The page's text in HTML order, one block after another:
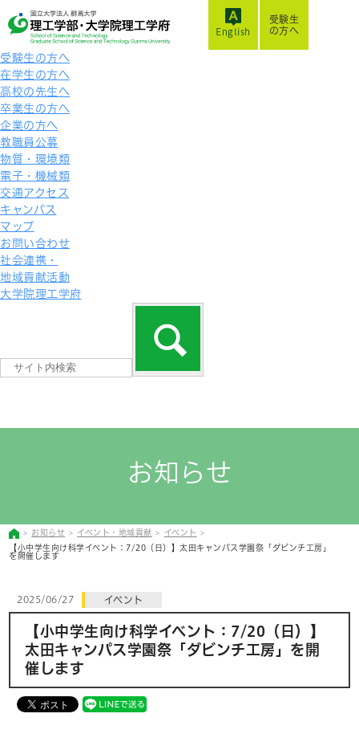
受験生
の方へ
受験生の方へ
在学生の方へ
高校の先生へ
卒業生の方へ
企業の方へ
教職員公募
物質・環境類
電子・機械類
交通アクセス
キャンパス
マップ
お問い合わせ
社会連携・
地域貢献活動
大学院理工学府
English
お知らせ
お知らせ イベント・地域貢献
イベント
【小中学生向け科学イベント：7/20（日）】太田キャンパス学園祭「ダビンチ工房」
を開催します
2025/06/27 イベント
【小中学生向け科学イベント：7/20（日）】
太田キャンパス学園祭「ダビンチ工房」を開
催します